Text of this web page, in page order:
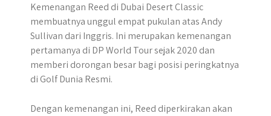
Kemenangan Reed di Dubai Desert Classic
membuatnya unggul empat pukulan atas Andy
Sullivan dari Inggris. Ini merupakan kemenangan
pertamanya di DP World Tour sejak 2020 dan
memberi dorongan besar bagi posisi peringkatnya
di Golf Dunia Resmi.
Dengan kemenangan ini, Reed diperkirakan akan